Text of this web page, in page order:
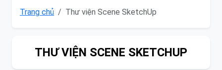
Trang chủ Thư viện Scene SketchUp
THƯ VIỆN SCENE SKETCHUP